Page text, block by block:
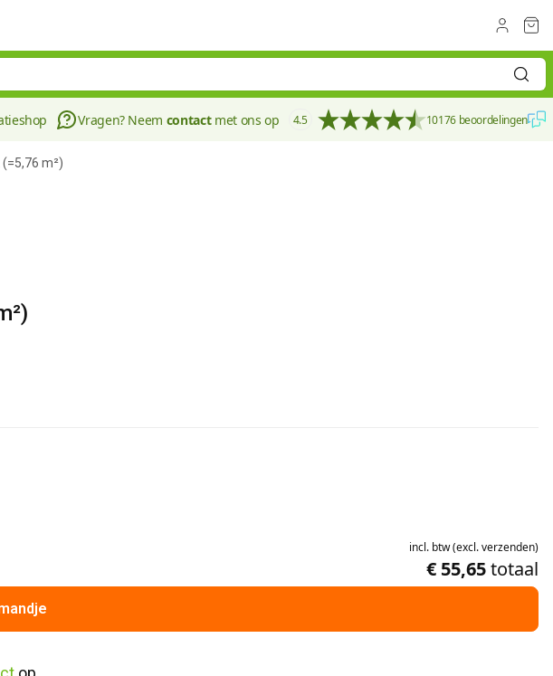
Vragen? Neem contactmet ons op 4.5 10176 beoordelingen
m²)
incl. btw(excl.verzenden)
€ 55,65totaal